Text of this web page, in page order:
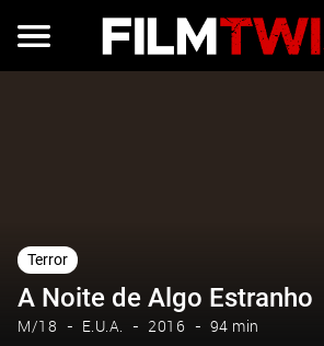
Terror
A Noite de Algo Estranho
M/18 E.U.A. 2016 94 min